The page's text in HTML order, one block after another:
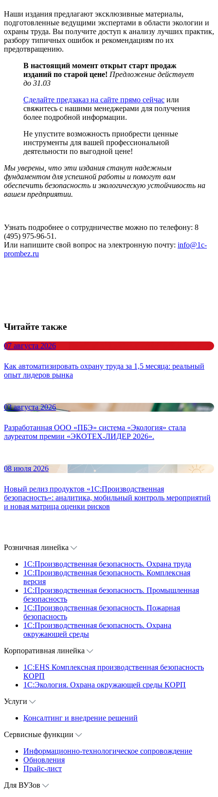
Наши издания предлагают эксклюзивные материалы,
подготовленные ведущими экспертами в области экологии и
охраны труда. Вы получите доступ к анализу лучших практик,
разбору типичных ошибок и рекомендациям по их
предотвращению.
В настоящий момент открыт старт продаж
изданий по старой цене! Предложение действует
до 31.03
Сделайте предзаказ на сайте прямо сейчас или
свяжитесь с нашими менеджерами для получения
более подробной информации.
Не упустите возможность приобрести ценные
инструменты для вашей профессиональной
деятельности по выгодной цене!
Мы уверены, что эти издания станут надежным
фундаментом для успешной работы и помогут вам
обеспечить безопасность и экологическую устойчивость на
вашем предприятии.
Узнать подробнее о сотрудничестве можно по телефону: 8
(495) 975-96-51.
Или напишите свой вопрос на электронную почту: info@1c-
prombez.ru
Читайте также
07 августа 2026
Как автоматизировать охрану труда за 1,5 месяца: реальный
опыт лидеров рынка
03 августа 2026
Разработанная ООО «ПБЭ» система «Экология» стала
лауреатом премии «ЭКОТЕХ-ЛИДЕР 2026».
08 июля 2026
Новый релиз продуктов «1С:Производственная
безопасность»: аналитика, мобильный контроль мероприятий
и новая матрица оценки рисков
Розничная линейка
1C:Производственная безопасность. Охрана труда
1C:Производственная безопасность. Комплексная
версия
1C:Производственная безопасность. Промышленная
безопасность
1C:Производственная безопасность. Пожарная
безопасность
1C:Производственная безопасность. Охрана
окружающей среды
Корпоративная линейка
1С:EHS Комплексная производственная безопасность
КОРП
1С:Экология. Охрана окружающей среды КОРП
Услуги
Консалтинг и внедрение решений
Сервисные функции
Информационно-технологическое сопровождение
Обновления
Прайс-лист
Для ВУЗов